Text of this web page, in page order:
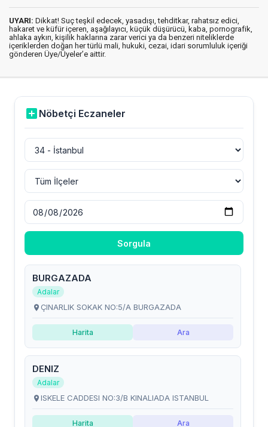
UYARI: Dikkat! Suç teşkil edecek, yasadışı, tehditkar, rahatsız edici,
hakaret ve küfür içeren, aşağılayıcı, küçük düşürücü, kaba, pornografik,
ahlaka aykırı, kişilik haklarına zarar verici ya da benzeri niteliklerde
içeriklerden doğan her türlü mali, hukuki, cezai, idari sorumluluk içeriği
gönderen Üye/Üyeler’e aittir.